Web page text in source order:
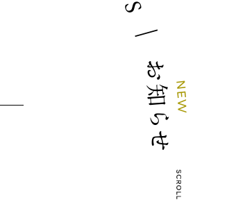
S
｜
N
E
W
お
知
ら
せ